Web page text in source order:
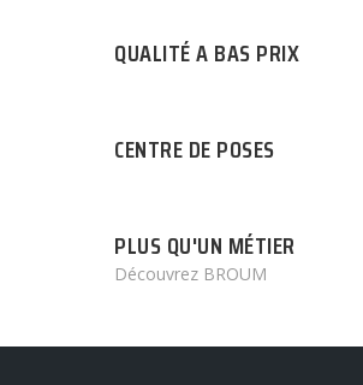
QUALITÉ A BAS PRIX
CENTRE DE POSES
PLUS QU'UN MÉTIER
Découvrez BROUM